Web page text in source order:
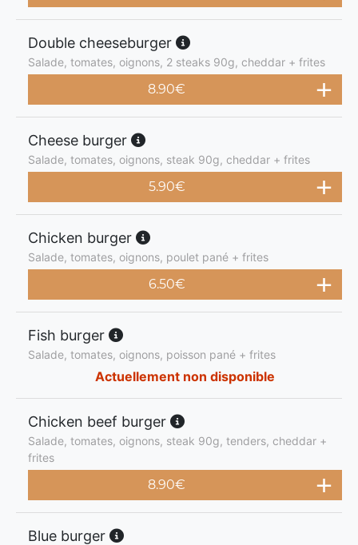
Double cheeseburger
Salade, tomates, oignons, 2 steaks 90g, cheddar + frites
8.90€
Cheese burger
Salade, tomates, oignons, steak 90g, cheddar + frites
5.90€
Chicken burger
Salade, tomates, oignons, poulet pané + frites
6.50€
Fish burger
Salade, tomates, oignons, poisson pané + frites
Actuellement non disponible
Chicken beef burger
Salade, tomates, oignons, steak 90g, tenders, cheddar +
frites
8.90€
Blue burger